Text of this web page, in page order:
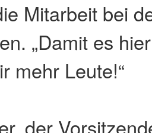
Mitarbeit bei
„Damit es
mehr Leute!“
der